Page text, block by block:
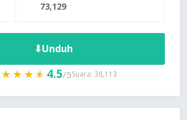
73,129
⬇Unduh
4.5/5Suara: 38,113